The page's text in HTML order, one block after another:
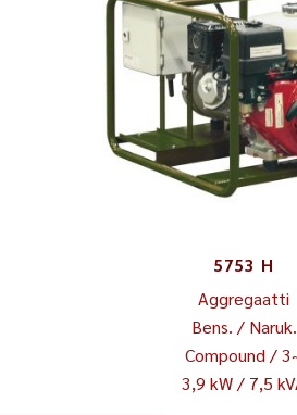
5753 H
Aggregaatti
Bens. / Naruk.
Compound /
3,9 kW / 7,5